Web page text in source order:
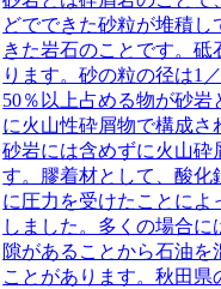
どでできた砂粒が堆積し
きた岩石のことです。砥
ります。砂の粒の径は1
50％以上占める物が砂岩
に火山性砕屑物で構成さ
砂岩には含めずに火山砕
す。膠着材として、酸化
に圧力を受けたことによ
しました。多くの場合に
隙があることから石油を
ことがあります。秋田県